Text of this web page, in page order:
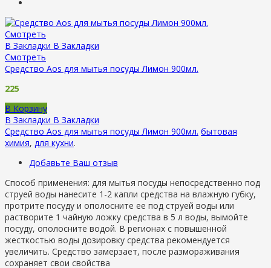
Смотреть
В Закладки В Закладки
Смотреть
Средство Aos для мытья посуды Лимон 900мл.
225
В Корзину
В Закладки В Закладки
Средство Aos для мытья посуды Лимон 900мл. бытовая
химия, для кухни.
Добавьте Ваш отзыв
Способ применения: для мытья посуды непосредственно под
струей воды нанесите 1-2 капли средства на влажную губку,
протрите посуду и ополосните ее под струей воды или
растворите 1 чайную ложку средства в 5 л воды, вымойте
посуду, ополосните водой. В регионах с повышенной
жесткостью воды дозировку средства рекомендуется
увеличить. Средство замерзает, после размораживания
сохраняет свои свойства